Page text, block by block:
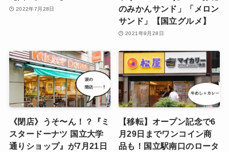
2022年7月28日
のみかんサンド」「メロン
サンド」【国立グルメ】
2021年9月28日
《閉店》うそ〜ん！？『ミ
スタードーナツ 国立大学
通りショップ』が7月21日
【移転】オープン記念で6
月29日までワンコイン商
品も！国立駅南口のロータ